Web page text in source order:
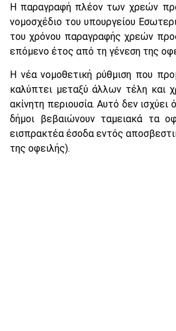
Η παραγραφή πλέον των χρεών
νομοσχέδιο του υπουργείου
του χρόνου παραγραφής χρεών
επόμενο έτος από τη γένεση της
Η νέα νομοθετική ρύθμιση που
καλύπτει μεταξύ άλλων τέλη και
ακίνητη περιουσία. Αυτό δεν
δήμοι βεβαιώνουν ταμειακά τα
εισπρακτέα έσοδα εντός
της οφειλής).